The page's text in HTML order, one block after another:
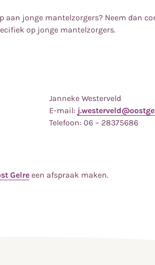
aan jonge mantelzorgers? Neem dan
op jonge mantelzorgers.
Janneke Westerveld
E-mail:
Telefoon: 06 – 28375686
Gelre een afspraak maken.